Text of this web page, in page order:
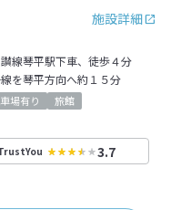
施設詳細
線琴平駅下車、徒歩４分
を琴平方向へ約１５分
場有り
旅館
3.7